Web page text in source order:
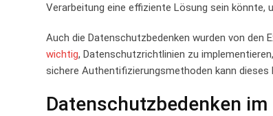
Verarbeitung eine effiziente Lösung sein könnte,
Auch die‌ Datenschutzbedenken wurden​ von den⁤
wichtig, Datenschutzrichtlinien​ zu
sichere Authentifizierungsmethoden kann dieses
Datenschutzbedenken im